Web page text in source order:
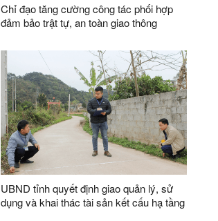
Chỉ đạo tăng cường công tác phối hợp
đảm bảo trật tự, an toàn giao thông
Quốc khánh 02/9 năm 2025
UBND tỉnh quyết định giao quản lý, sử
dụng và khai thác tài sản kết cấu hạ tầng